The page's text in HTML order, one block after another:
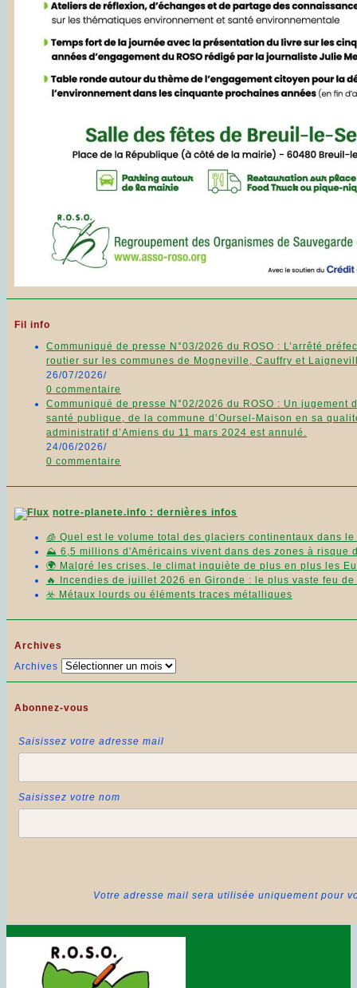
Fil info
Communiqué de presse N°03/2026 du ROSO : L’arrêté
routier sur les communes de Mogneville, Cauffry et
26/07/2026/
0 commentaire
Communiqué de presse N°02/2026 du ROSO : Un
santé publique, de la commune d’Oursel-Maison en sa
administratif d’Amiens du 11 mars 2024 est annulé.
24/06/2026/
0 commentaire
notre-planete.info : dernières infos
🧊 Quel est le volume total des glaciers continentaux dans le
⛰️ 6,5 millions d'Américains vivent dans des zones à risque
🌍 Malgré les crises, le climat inquiète de plus en plus les
🔥 Incendies de juillet 2026 en Gironde : le plus vaste feu
☣️ Métaux lourds ou éléments traces métalliques
Archives
Archives
Abonnez-vous
Saisissez votre adresse mail
Saisissez votre nom
Votre adresse mail sera utilisée uniquement pour